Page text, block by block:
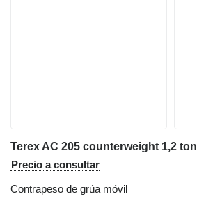
Terex AC 205 counterweight 1,2 ton
Precio a consultar
Contrapeso de grúa móvil